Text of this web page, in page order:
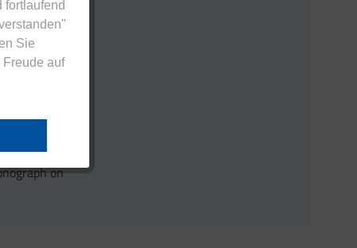
fortlaufend
Sie
auf
2013
Verlag
on